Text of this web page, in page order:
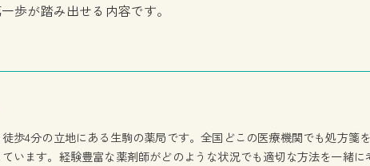
歩が踏み出せる内容です。
歩4分の立地にある生駒の薬局です。全国どこの医療機関でも処方箋
います。経験豊富な薬剤師がどのような状況でも適切な方法を一緒に